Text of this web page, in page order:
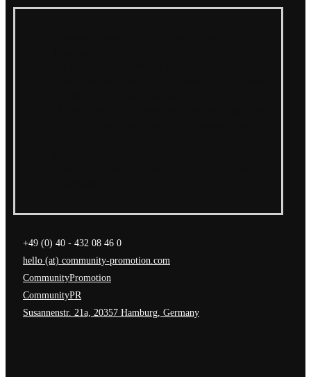
+49 (0) 40 - 432 08 46 0
hello (at) community-promotion.com
CommunityPromotion
CommunityPR
Susannenstr. 21a, 20357 Hamburg, Germany